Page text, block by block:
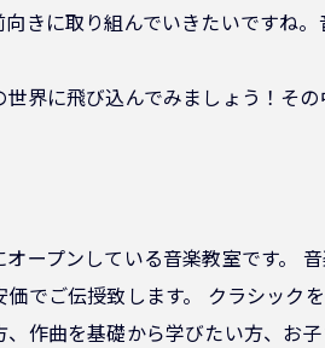
きに取り組んでいきたいですね
界に飛び込んでみましょう！そ
ープンしている音楽教室です。
でご伝授致します。 クラシッ
作曲を基礎から学びたい方、お